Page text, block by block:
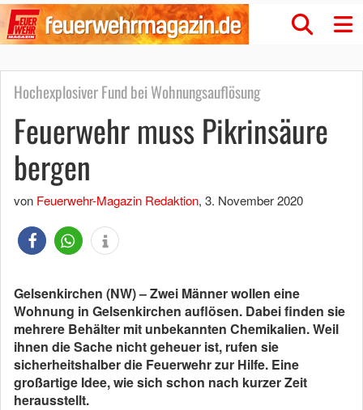
Hochexplosiver Fund bei Wohnungsauflösung
Feuerwehr muss Pikrinsäure
bergen
von Feuerwehr-Magazin Redaktion, 3. November 2020
Gelsenkirchen (NW) – Zwei Männer wollen eine
Wohnung in Gelsenkirchen auflösen. Dabei finden sie
mehrere Behälter mit unbekannten Chemikalien. Weil
ihnen die Sache nicht geheuer ist, rufen sie
sicherheitshalber die Feuerwehr zur Hilfe. Eine
großartige Idee, wie sich schon nach kurzer Zeit
herausstellt.